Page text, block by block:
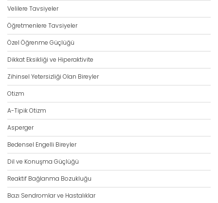
Velilere Tavsiyeler
Öğretmenlere Tavsiyeler
Özel Öğrenme Güçlüğü
Dikkat Eksikliği ve Hiperaktivite
Zihinsel Yetersizliği Olan Bireyler
Otizm
A-Tipik Otizm
Asperger
Bedensel Engelli Bireyler
Dil ve Konuşma Güçlüğü
Reaktif Bağlanma Bozukluğu
Bazı Sendromlar ve Hastalıklar